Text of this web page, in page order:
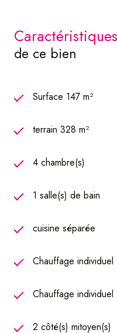
caractéristiques
de ce bien
Surface 147 m²
terrain 328 m²
4 chambre(s)
1 salle(s) de bain
cuisine séparée
Chauffage individuel
Chauffage
2 côté(s) mitoyen(s)